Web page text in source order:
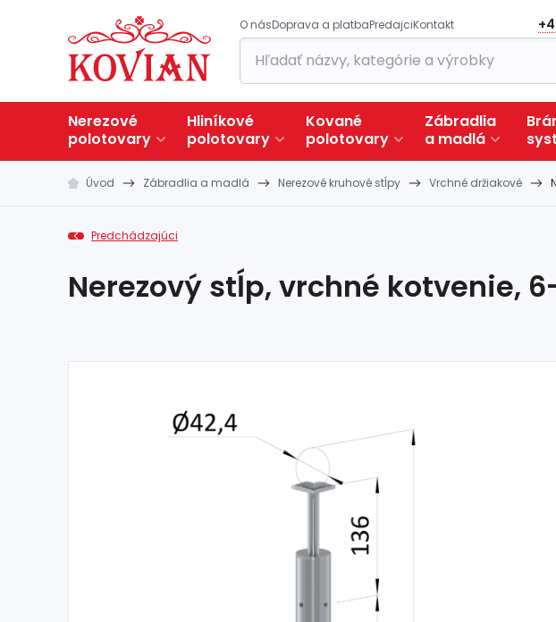
O násDoprava a platbaPredajciKontakt
Nerezové
polotovary
Hliníkové
polotovary
Kované
polotovary
Zábradlia
a madlá
Úvod Zábradlia a madlá Nerezové kruhové stĺpy Vrchné držiakové
Predchádzajúci
Nerezový stĺp, vrchné kotvenie,